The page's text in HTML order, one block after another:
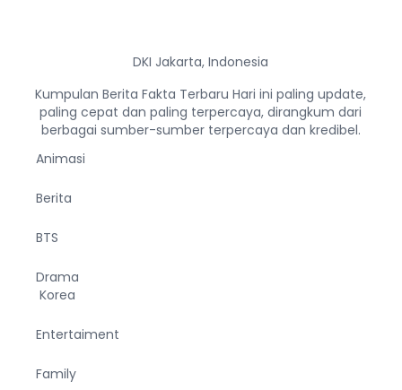
DKI Jakarta, Indonesia
Kumpulan Berita Fakta Terbaru Hari ini paling update,
paling cepat dan paling terpercaya, dirangkum dari
berbagai sumber-sumber terpercaya dan kredibel.
Animasi
Berita
BTS
Drama
Korea
Entertaiment
Family